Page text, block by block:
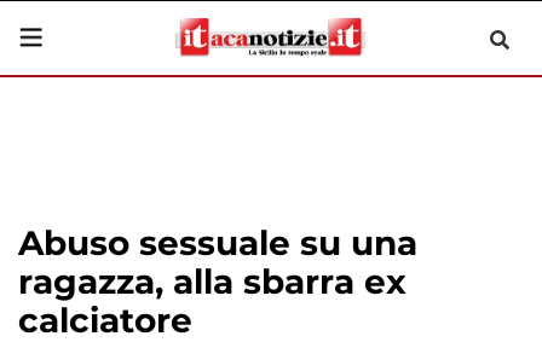
Abuso sessuale su una
ragazza, alla sbarra ex
calciatore